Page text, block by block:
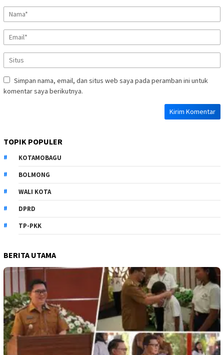
Simpan nama, email, dan situs web saya pada peramban ini untuk
komentar saya berikutnya.
TOPIK POPULER
KOTAMOBAGU
BOLMONG
WALI KOTA
DPRD
TP-PKK
BERITA UTAMA